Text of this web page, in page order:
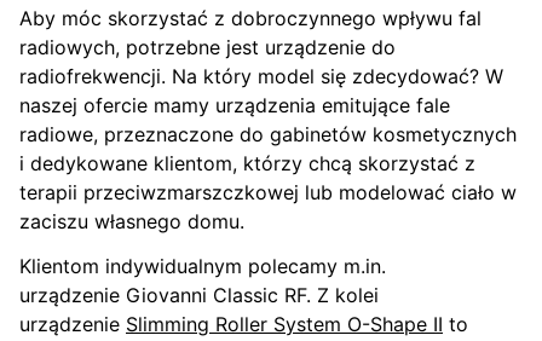
Aby móc skorzystać z dobroczynnego wpływu fal
radiowych, potrzebne jest urządzenie do
radiofrekwencji. Na który model się zdecydować? W
naszej ofercie mamy urządzenia emitujące fale
radiowe, przeznaczone do gabinetów kosmetycznych
i dedykowane klientom, którzy chcą skorzystać z
terapii przeciwzmarszczkowej lub modelować ciało w
zaciszu własnego domu.
Klientom indywidualnym polecamy m.in.
urządzenie Giovanni Classic RF. Z kolei
urządzenie Slimming Roller System O-Shape II to